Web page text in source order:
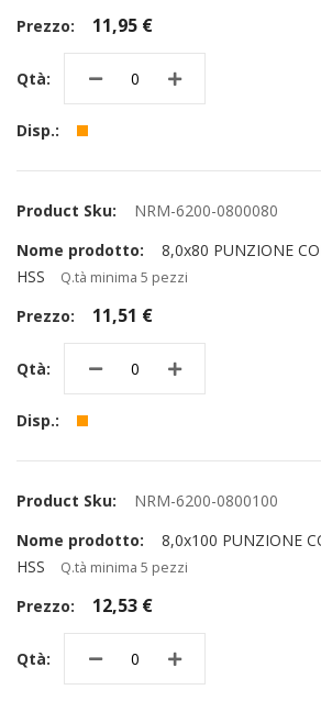
11,95 €
NRM-6200-0800080
8,0x80 PUNZIONE
HSS
Q.tà minima 5 pezzi
11,51 €
NRM-6200-0800100
8,0x100 PUNZIONE
HSS
Q.tà minima 5 pezzi
12,53 €